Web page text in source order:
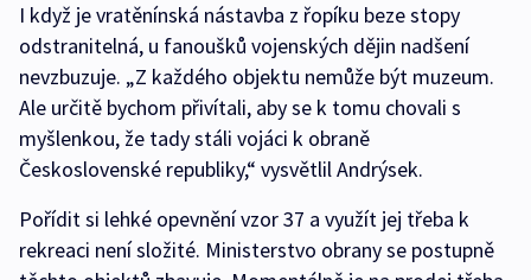
I když je vratěnínská nástavba z řopíku beze stopy
odstranitelná, u fanoušků vojenských dějin nadšení
nevzbuzuje. „Z každého objektu nemůže být muzeum.
Ale určitě bychom přivítali, aby se k tomu chovali s
myšlenkou, že tady stáli vojáci k obraně
Československé republiky,“ vysvětlil Andrýsek.
Pořídit si lehké opevnění vzor 37 a využít jej třeba k
rekreaci není složité. Ministerstvo obrany se postupně